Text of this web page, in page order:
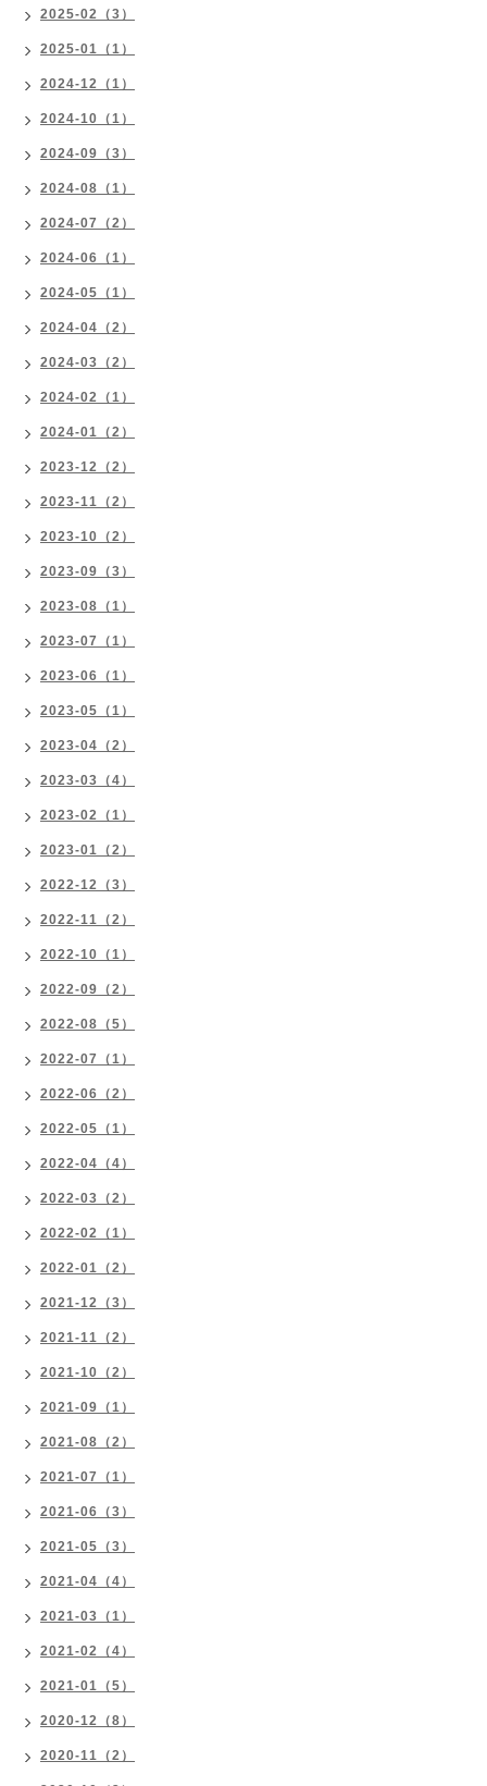
2025-02（3）
2025-01（1）
2024-12（1）
2024-10（1）
2024-09（3）
2024-08（1）
2024-07（2）
2024-06（1）
2024-05（1）
2024-04（2）
2024-03（2）
2024-02（1）
2024-01（2）
2023-12（2）
2023-11（2）
2023-10（2）
2023-09（3）
2023-08（1）
2023-07（1）
2023-06（1）
2023-05（1）
2023-04（2）
2023-03（4）
2023-02（1）
2023-01（2）
2022-12（3）
2022-11（2）
2022-10（1）
2022-09（2）
2022-08（5）
2022-07（1）
2022-06（2）
2022-05（1）
2022-04（4）
2022-03（2）
2022-02（1）
2022-01（2）
2021-12（3）
2021-11（2）
2021-10（2）
2021-09（1）
2021-08（2）
2021-07（1）
2021-06（3）
2021-05（3）
2021-04（4）
2021-03（1）
2021-02（4）
2021-01（5）
2020-12（8）
2020-11（2）